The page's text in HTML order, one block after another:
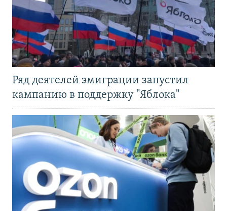
Ряд деятелей эмиграции запустил
кампанию в поддержку "Яблока"